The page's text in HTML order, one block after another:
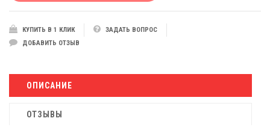
КУПИТЬ В 1 КЛИК
ЗАДАТЬ ВОПРОС
ДОБАВИТЬ ОТЗЫВ
ОПИСАНИЕ
ОТЗЫВЫ